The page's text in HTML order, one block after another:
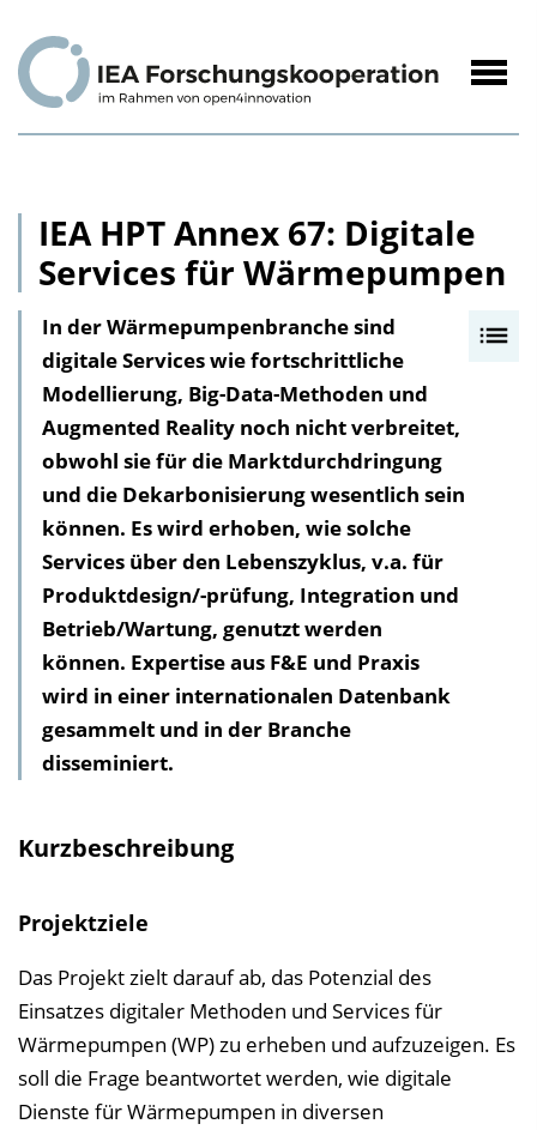
Inhalt
IEA HPT Annex 67: Digitale
Services für Wärmepumpen
In der Wärmepumpenbranche sind
digitale Services wie fortschrittliche
Modellierung, Big-Data-Methoden und
Augmented Reality noch nicht verbreitet,
obwohl sie für die Marktdurchdringung
und die Dekarbonisierung wesentlich sein
können. Es wird erhoben, wie solche
Services über den Lebenszyklus, v.a. für
Produktdesign/-prüfung, Integration und
Betrieb/Wartung, genutzt werden
können. Expertise aus F&E und Praxis
wird in einer internationalen Datenbank
gesammelt und in der Branche
disseminiert.
Kurzbeschreibung
Projektziele
Das Projekt zielt darauf ab, das Potenzial des
Einsatzes digitaler Methoden und Services für
Wärmepumpen (WP) zu erheben und aufzuzeigen. Es
soll die Frage beantwortet werden, wie digitale
Dienste für Wärmepumpen in diversen